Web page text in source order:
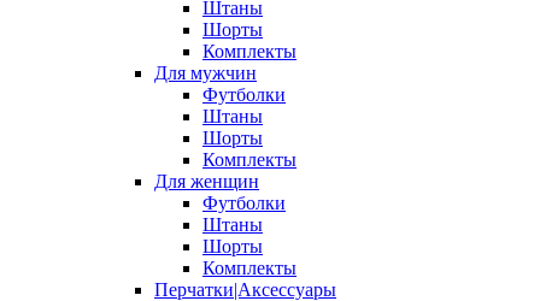
Штаны
Шорты
Комплекты
Для мужчин
Футболки
Штаны
Шорты
Комплекты
Для женщин
Футболки
Штаны
Шорты
Комплекты
Перчатки|Аксессуары